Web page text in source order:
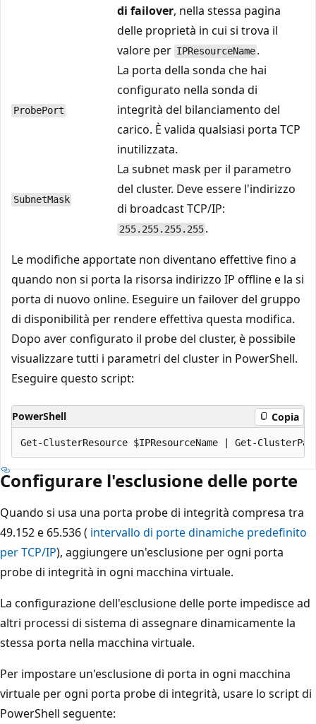
di failover, nella stessa pagina
delle proprietà in cui si trova il
valore per IPResourceName .
ProbePort
La porta della sonda che hai
configurato nella sonda di
integrità del bilanciamento del
carico. È valida qualsiasi porta TCP
inutilizzata.
SubnetMask
La subnet mask per il parametro
del cluster. Deve essere l'indirizzo
di broadcast TCP/IP:
255.255.255.255 .
Le modifiche apportate non diventano effettive fino a
quando non si porta la risorsa indirizzo IP offline e la si
porta di nuovo online. Eseguire un failover del gruppo
di disponibilità per rendere effettiva questa modifica.
Dopo aver configurato il probe del cluster, è possibile
visualizzare tutti i parametri del cluster in PowerShell.
Eseguire questo script:
PowerShell Copia
Configurare l'esclusione delle porte
Quando si usa una porta probe di integrità compresa tra
49.152 e 65.536 ( intervallo di porte dinamiche predefinito
per TCP/IP), aggiungere un'esclusione per ogni porta
probe di integrità in ogni macchina virtuale.
La configurazione dell'esclusione delle porte impedisce ad
altri processi di sistema di assegnare dinamicamente la
stessa porta nella macchina virtuale.
Per impostare un'esclusione di porta in ogni macchina
virtuale per ogni porta probe di integrità, usare lo script di
PowerShell seguente: